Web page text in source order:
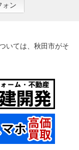
ォン
いては、秋田市がそ